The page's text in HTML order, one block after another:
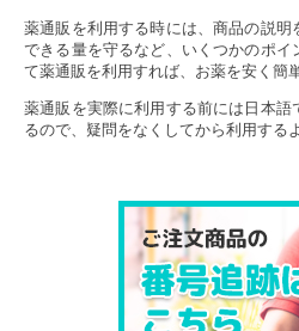
薬通販を利用する時には、商品の説明
できる量を守るなど、いくつかのポイ
て薬通販を利用すれば、お薬を安く簡
薬通販を実際に利用する前には日本語
るので、疑問をなくしてから利用する